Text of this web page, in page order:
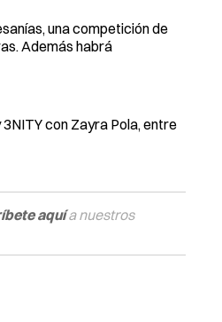
una competición de
Además habrá
con Zayra Pola, entre
aquía nuestros